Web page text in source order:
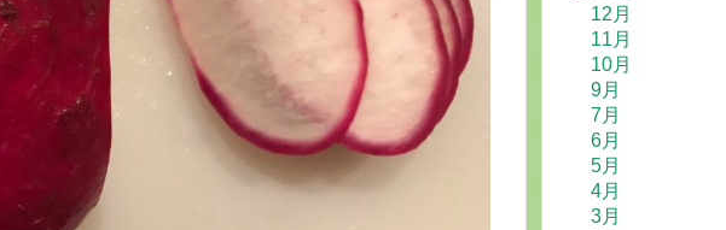
12月
11月
10月
9月
7月
6月
5月
4月
3月